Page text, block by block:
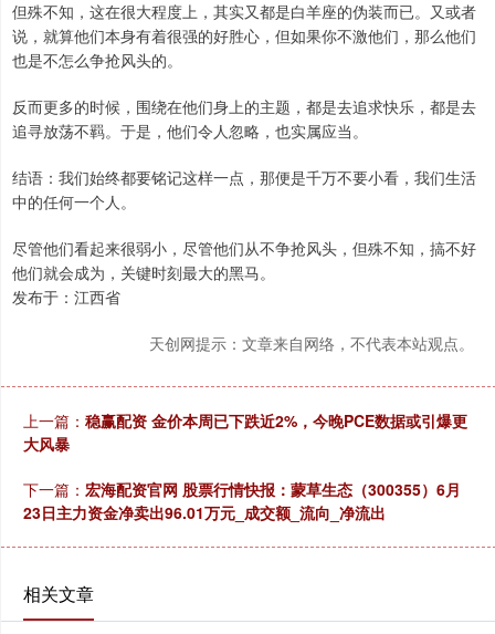
但殊不知，这在很大程度上，其实又都是白羊座的伪装而已。又或者
说，就算他们本身有着很强的好胜心，但如果你不激他们，那么他们
也是不怎么争抢风头的。
反而更多的时候，围绕在他们身上的主题，都是去追求快乐，都是去
追寻放荡不羁。于是，他们令人忽略，也实属应当。
结语：我们始终都要铭记这样一点，那便是千万不要小看，我们生活
中的任何一个人。
尽管他们看起来很弱小，尽管他们从不争抢风头，但殊不知，搞不好
他们就会成为，关键时刻最大的黑马。
发布于：江西省
天创网提示：文章来自网络，不代表本站观点。
上一篇： 稳赢配资 金价本周已下跌近2%，今晚PCE数据或引爆更
大风暴
下一篇： 宏海配资官网 股票行情快报：蒙草生态（300355）6月
23日主力资金净卖出96.01万元_成交额_流向_净流出
相关文章